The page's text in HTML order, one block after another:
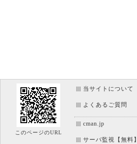
このページのURL
当サイトについて
よくあるご質問
cman.jp
サーバ監視【無料】